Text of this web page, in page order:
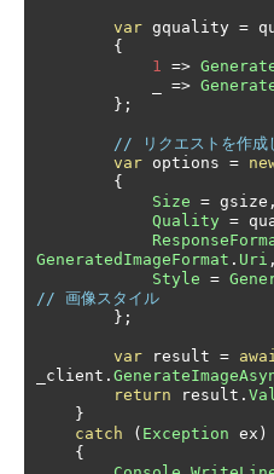
var gquality =
{
1 =>
=>
};
// リクエストを作
var options =
{
Size = gsize ,
Quality =
GeneratedImageFormat . Uri ,
Style =
// 画像スタイル
};
var result =
_client .
return result .
}
catch
( Exception ex )
{